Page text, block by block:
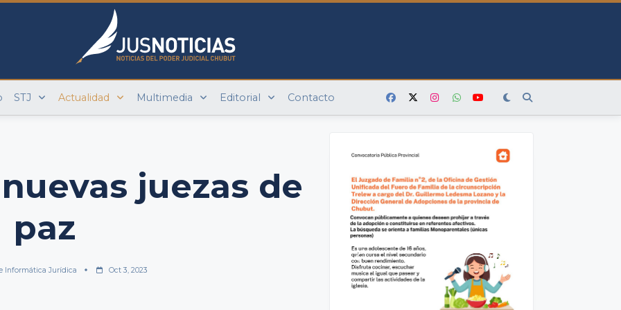
STJ Actualidad Multimedia Editorial Contacto
juezas de
paz
Informática Jurídica Oct 3, 2023